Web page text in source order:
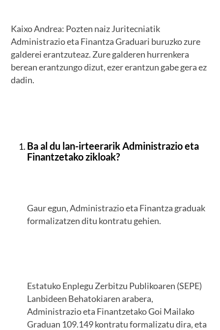
Kaixo Andrea: Pozten naiz Juritecniatik
Administrazio eta Finantza Graduari buruzko zure
galderei erantzuteaz. Zure galderen hurrenkera
berean erantzungo dizut, ezer erantzun gabe gera ez
dadin.
Ba al du lan-irteerarik Administrazio eta
Finantzetako zikloak?
Gaur egun, Administrazio eta Finantza graduak
formalizatzen ditu kontratu gehien.
Estatuko Enplegu Zerbitzu Publikoaren (SEPE)
Lanbideen Behatokiaren arabera,
Administrazio eta Finantzetako Goi Mailako
Graduan 109.149 kontratu formalizatu dira, eta